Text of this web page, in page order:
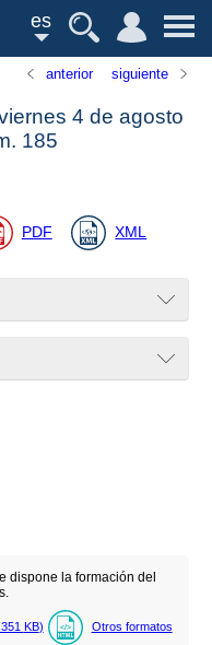
es
anterior siguiente
4 de agosto
185
PDF XML
dispone la formación del
KB) Otros formatos